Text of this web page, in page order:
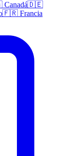
🇩🇪
🇫🇷 Francia